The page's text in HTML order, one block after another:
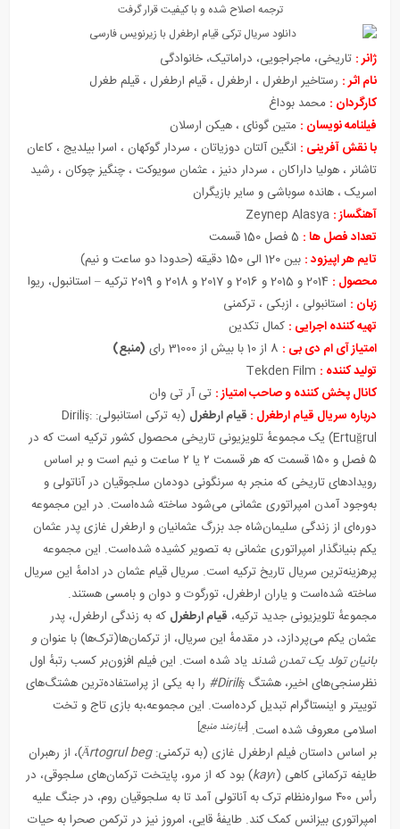
ترجمه اصلاح شده و با کیفیت قرار گرفت
ژانر : تاریخی، ماجراجویی، دراماتیک، خانوادگی
نام اثر : رستاخیر ارطغرل ، ارطغرل ، قیام ارطغرل ، قیلم طغرل
کارگردان : محمد بوداغ
فیلنامه نویسان : متین گونای ، هیکن ارسلان
با نقش آفرینی : انگین آلتان دوزیاتان ، سردار گوکهان ، اسرا بیلدیج ، کاعان
تاشانر ، هولیا داراکان ، سردار دنیز ، عثمان سویوکت ، چنگیز چوکان ، رشید
اسریک ، هانده سوباشی و سایر بازیگران
آهنگساز : Zeynep Alasya
تعداد فصل ها :
تایم هر اپیزود : بین 120 الی 150 دقیقه (حدودا دو ساعت و نیم)
محصول :
زبان : استانبولی ، ازبکی ، ترکمنی
تهیه کننده اجرایی : کمال تکدین
امتیاز آی ام دی بی :
(منبع)
تولید کننده : Tekden Film
کانال پخش کننده و صاحب امتیاز : تی آر تی وان
درباره سریال قیام ارطغرل : قیام ارطغرل (بهترکی استانبولی:
Diriliş:
Ertuğrul) یک مجموعهٔ تلویزیونی تاریخی محصول کشورترکیه است که در
۵ فصل و ۱۵۰ قسمت که هر قسمت ۲ یا ۲ ساعت و نیم است و بر اساس
رویدادهای تاریخی که منجر به سرنگونی دودمان سلجوقیان درآناتولی و
به‌وجود آمدن امپراتوری عثمانی می‌شود ساخته شده‌است. در این مجموعه
دوره‌ای از زندگی سلیمان‌شاهجد بزرگ عثمانیانو ارطغرل غازیپدر عثمان
یکمبنیانگذار امپراتوری عثمانی به تصویر کشیده شده‌است. این مجموعه
پرهزینه‌ترین سریال تاریخ ترکیه است. سریالقیام عثمان در ادامهٔ این سریال
ساخته شده‌است و یاران ارطغرل، تورگوت و دوان و بامسی هستند.
مجموعهٔ تلویزیونی جدید ترکیه، قیام ارطغرل که به زندگی ارطغرل، پدر
عثمان یکم می‌پردازد، در مقدمهٔ این سریال، از ترکمان‌ها(ترک‌ها) با عنوانو
بانیان تولد یک تمدن شدند یاد شده است. این فیلم افزون‌بر کسب رتبهٔ اول
نظرسنجی‌های اخیر، هشتگDiriliş#
را به یکی از پراستفاده‌ترین هشتگ‌های
توییتر و اینستاگرام تبدیل کرده‌است. این مجموعه،به بازی تاج و تخت
اسلامی معروف شده است. [نیازمند منبع]
بر اساس داستان فیلم ارطغرل غازی (به ترکمنی:Ärtogrul beg)، از رهبران
طایفه ترکمانی کاهی (kayı) بود که از مرو، پایتخت ترکمان‌های سلجوقی، در
رأس ۴۰۰ سواره‌نظام ترک به آناتولی آمد تا به سلجوقیان روم، در جنگ علیه
امپراتوری بیزانس کمک کند. طایفهٔ قایی، امروز نیز در ترکمن صحرا به حیات